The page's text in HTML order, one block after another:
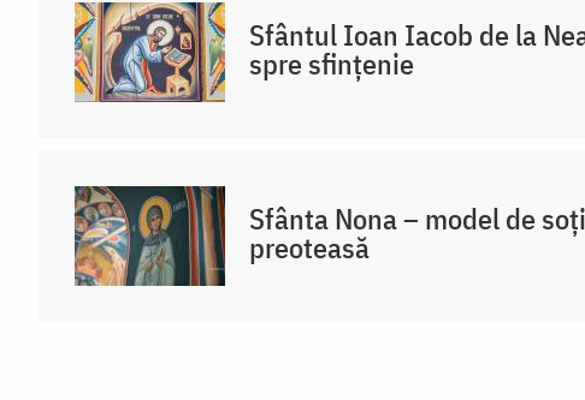
Sfântul Ioan Iacob de la
spre sfințenie
Sfânta Nona – model de
preoteasă